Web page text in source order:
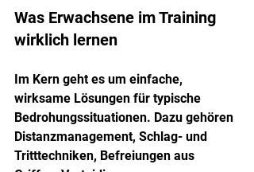
Was Erwachsene im Training
wirklich lernen
Im Kern geht es um einfache,
wirksame Lösungen für typische
Bedrohungssituationen. Dazu gehören
Distanzmanagement, Schlag- und
Tritttechniken, Befreiungen aus